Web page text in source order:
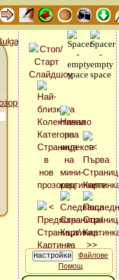
Файлове
Помощ